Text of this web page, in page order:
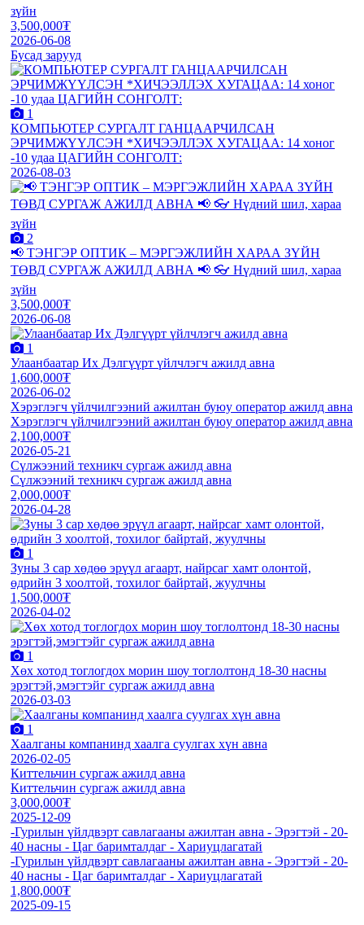
зүйн
3,500,000₮
2026-06-08
Бусад зарууд
1
КОМПЬЮТЕР СУРГАЛТ ГАНЦААРЧИЛСАН
ЭРЧИМЖҮҮЛСЭН *ХИЧЭЭЛЛЭХ ХУГАЦАА: 14 хоног
-10 удаа ЦАГИЙН СОНГОЛТ:
2026-08-03
2
📢 ТЭНГЭР ОПТИК – МЭРГЭЖЛИЙН ХАРАА ЗҮЙН
ТӨВД СУРГАЖ АЖИЛД АВНА 📢 👓 Нүдний шил, хараа
зүйн
3,500,000₮
2026-06-08
1
Улаанбаатар Их Дэлгүүрт үйлчлэгч ажилд авна
1,600,000₮
2026-06-02
Хэрэглэгч үйлчилгээний ажилтан буюу оператор ажилд авна
Хэрэглэгч үйлчилгээний ажилтан буюу оператор ажилд авна
2,100,000₮
2026-05-21
Сүлжээний техникч сургаж ажилд авна
Сүлжээний техникч сургаж ажилд авна
2,000,000₮
2026-04-28
1
Зуны 3 сар хөдөө эрүүл агаарт, найрсаг хамт олонтой,
өдрийн 3 хоолтой, тохилог байртай, жуулчны
1,500,000₮
2026-04-02
1
Хөх хотод тоглогдох морин шоу тоглолтонд 18-30 насны
эрэгтэй,эмэгтэйг сургаж ажилд авна
2026-03-03
1
Хаалганы компанинд хаалга суулгах хүн авна
2026-02-05
Киттельчин сургаж ажилд авна
Киттельчин сургаж ажилд авна
3,000,000₮
2025-12-09
-Гурилын үйлдвэрт савлагааны ажилтан авна - Эрэгтэй - 20-
40 насны - Цаг баримталдаг - Хариуцлагатай
-Гурилын үйлдвэрт савлагааны ажилтан авна - Эрэгтэй - 20-
40 насны - Цаг баримталдаг - Хариуцлагатай
1,800,000₮
2025-09-15